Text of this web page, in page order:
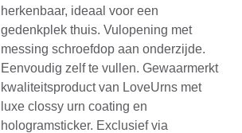
herkenbaar, ideaal voor een
gedenkplek thuis. Vulopening met
messing schroefdop aan onderzijde.
Eenvoudig zelf te vullen. Gewaarmerkt
kwaliteitsproduct van LoveUrns met
luxe clossy urn coating en
hologramsticker. Exclusief via